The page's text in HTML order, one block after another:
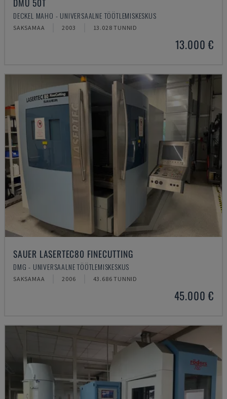
DECKEL MAHO - UNIVERSAALNE TÖÖTLEMISKESKUS
SAKSAMAA 2003 13.028 TUNNID
13.000 €
SAUER LASERTEC80 FINECUTTING
DMG - UNIVERSAALNE TÖÖTLEMISKESKUS
SAKSAMAA 2006 43.686 TUNNID
45.000 €